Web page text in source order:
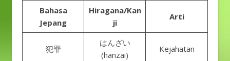
Bahasa
Jepang
Hiragana/Kan
ji
Arti
犯罪
はんざい
(hanzai)
Kejahatan